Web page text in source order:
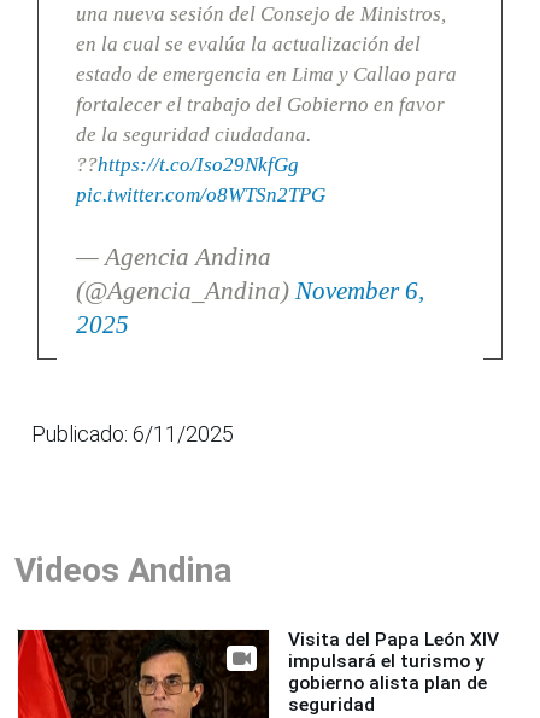
una nueva sesión del Consejo de Ministros,
en la cual se evalúa la actualización del
estado de emergencia en Lima y Callao para
fortalecer el trabajo del Gobierno en favor
de la seguridad ciudadana.
??https://t.co/Iso29NkfGg
pic.twitter.com/o8WTSn2TPG
— Agencia Andina
(@Agencia_Andina) November 6,
2025
Publicado: 6/11/2025
Videos Andina
Visita del Papa León XIV
impulsará el turismo y
gobierno alista plan de
seguridad